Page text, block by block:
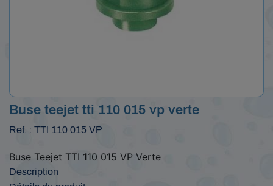
Buse teejet tti 110 015 vp verte
Ref. : TTI 110 015 VP
Buse Teejet TTI 110 015 VP Verte
Description